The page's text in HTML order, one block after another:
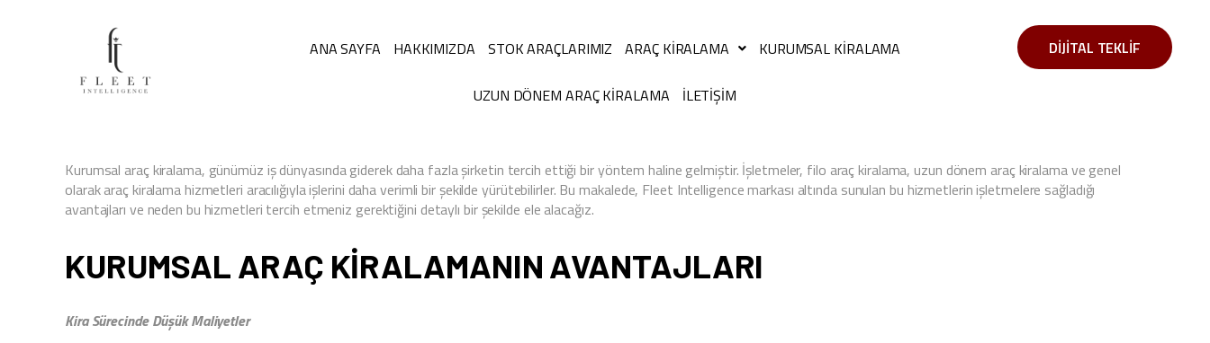
ANA SAYFA HAKKIMIZDA STOK ARAÇLARIMIZ ARAÇ KIRALAMA KURUMSAL KIRALAMA
UZUN DÖNEM ARAÇ KIRALAMA İLETIŞIM
DIJITAL TEKLIF
Kurumsal araç kiralama, günümüz iş dünyasında giderek daha fazla şirketin tercih ettiği bir yöntem haline gelmiştir. İşletmeler, filo araç kiralama, uzun dönem araç kiralama ve genel
olarak araç kiralama hizmetleri aracılığıyla işlerini daha verimli bir şekilde yürütebilirler. Bu makalede, Fleet Intelligence markası altında sunulan bu hizmetlerin işletmelere sağladığı
avantajları ve neden bu hizmetleri tercih etmeniz gerektiğini detaylı bir şekilde ele alacağız.
KURUMSAL ARAÇ KIRALAMANIN AVANTAJLARI
Kira Sürecinde Düşük Maliyetler